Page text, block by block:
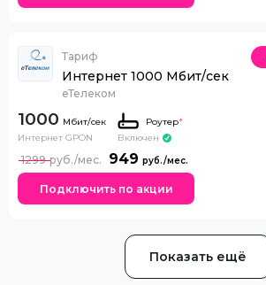
Тариф
Интернет 1000 Мбит/сек
еТелеком
1000
Интернет GPON
Роутер*
Включен
949
1299
Подключить по акции
Показать ещё